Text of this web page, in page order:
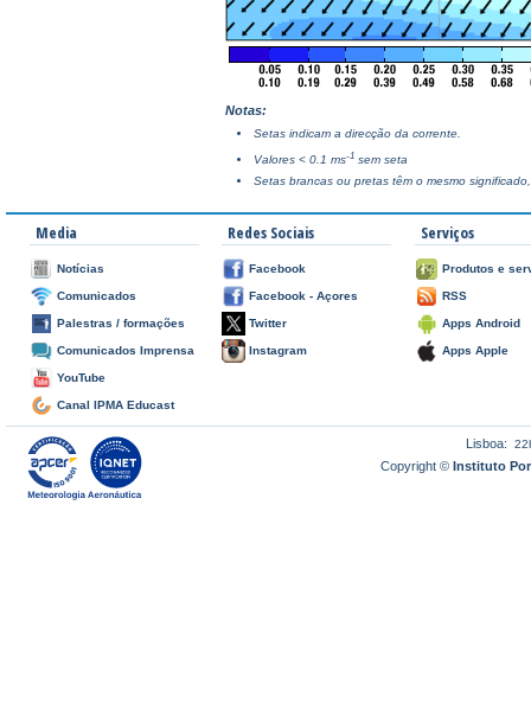
Notas:
Setas indicam a direcção da corrente.
Valores < 0.1 ms-1 sem seta
Setas brancas ou pretas têm o mesmo
Media
Notícias
Comunicados
Palestras / formações
Comunicados Imprensa
YouTube
Canal IPMA Educast
Redes Sociais
Facebook
Facebook - Açores
Twitter
Instagram
Serviços
Produtos e
RSS
Apps Android
Apps Apple
Lisboa:
Copyright © Instituto